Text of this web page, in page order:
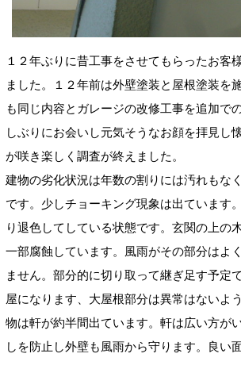
１２年ぶりに昔工事をさせてもらったお客
ました。１２年前は外壁塗装と屋根塗装を
も同じ内容とガレージの改修工事を追加で
しぶりにお会いし元気そうなお顔を拝見し
が咲き楽しく調査が終えました。
建物の劣化状況は年数の割りには汚れもな
です。少しチョーキング現象は出ています
り退色してしている状態です。玄関の上の
一部腐蝕しています。風雨がその部分はよ
ません。部分的に切り取って継ぎ足す予定
屋になります、大屋根部分は異常はないよ
物は軒が約半間出ています。軒は広い方が
しを防止し外壁も風雨から守ります。良い